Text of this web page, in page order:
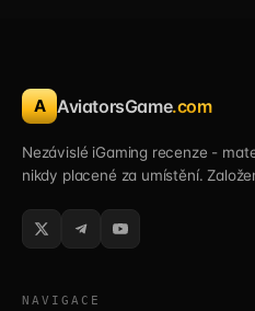
A AviatorsGame.com
Nezávislé iGaming recenze -
nikdy placené za umístění.
NAVIGACE